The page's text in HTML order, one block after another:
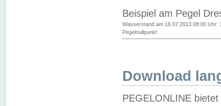
Beispiel am Pegel
Wasserstand am 16.07.2013 08:00 Uhr:
Pegelnullpunkt
Download
PEGELONLINE